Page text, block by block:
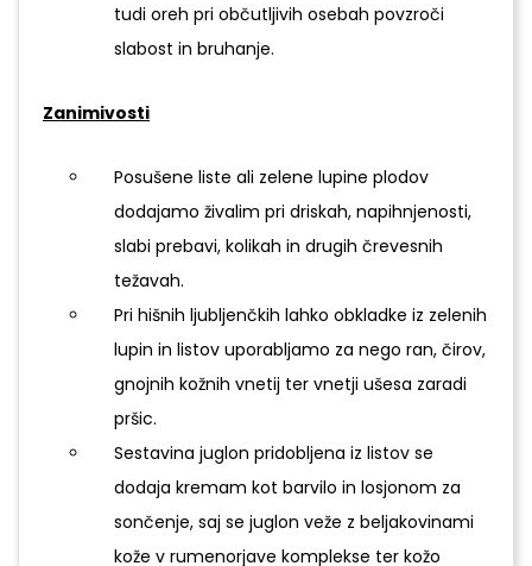
tudi oreh pri občutljivih osebah povzroči
slabost in bruhanje.
Zanimivosti
Posušene liste ali zelene lupine plodov
dodajamo živalim pri driskah, napihnjenosti,
slabi prebavi, kolikah in drugih črevesnih
težavah.
Pri hišnih ljubljenčkih lahko obkladke iz zelenih
lupin in listov uporabljamo za nego ran, čirov,
gnojnih kožnih vnetij ter vnetji ušesa zaradi
pršic.
Sestavina juglon pridobljena iz listov se
dodaja kremam kot barvilo in losjonom za
sončenje, saj se juglon veže z beljakovinami
kože v rumenorjave komplekse ter kožo